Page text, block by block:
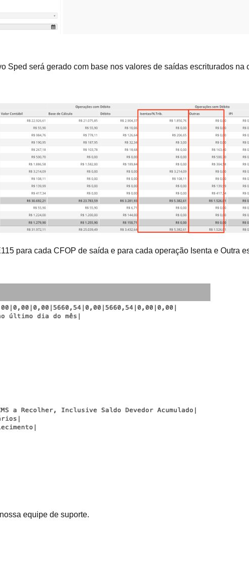
Sped será gerado com base nos valores de saídas escriturados na
para cada CFOP de saída e para cada operação Isenta e Outra
equipe de suporte.